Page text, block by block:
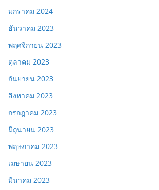
มกราคม 2024
ธันวาคม 2023
พฤศจิกายน 2023
ตุลาคม 2023
กันยายน 2023
สิงหาคม 2023
กรกฎาคม 2023
มิถุนายน 2023
พฤษภาคม 2023
เมษายน 2023
มีนาคม 2023